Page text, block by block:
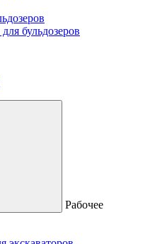
бульдозеров
Рабочее